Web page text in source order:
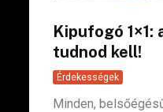
Kipufogó 1×1:
tudnod kell!
Érdekességek
Minden,